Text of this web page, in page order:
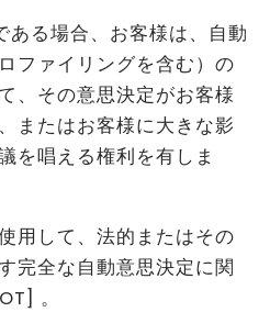
ある場合、お客様は、自動
ファイリングを含む）の
、その意思決定がお客様
またはお客様に大きな影
を唱える権利を有しま
用して、法的またはその
完全な自動意思決定に関
。